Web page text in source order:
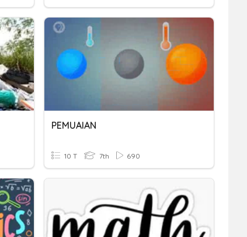
PEMUAIAN
10 T 7th 690